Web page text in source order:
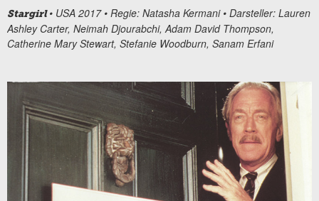
Stargirl• USA 2017 • Regie: Natasha Kermani • Darsteller: Lauren
Ashley Carter, Neimah Djourabchi, Adam David Thompson,
Catherine Mary Stewart, Stefanie Woodburn, Sanam Erfani